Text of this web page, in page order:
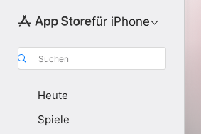
für iPhone
Suchen
Heute
Spiele